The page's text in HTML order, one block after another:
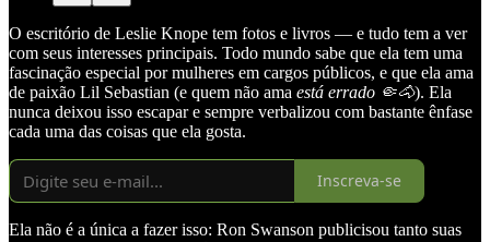
O escritório de Leslie Knope tem fotos e livros — e tudo tem a ver
com seus interesses principais. Todo mundo sabe que ela tem uma
fascinação especial por mulheres em cargos públicos, e que ela ama
de paixão Lil Sebastian (e quem não ama está errado 🤏🐴). Ela
nunca deixou isso escapar e sempre verbalizou com bastante ênfase
cada uma das coisas que ela gosta.
Inscreva-se
Ela não é a única a fazer isso: Ron Swanson publicisou tanto suas